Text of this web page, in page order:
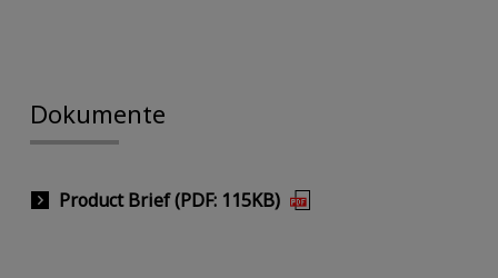
Dokumente
Product Brief (PDF: 115KB)